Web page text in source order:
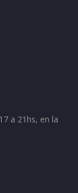
a 21hs, en la